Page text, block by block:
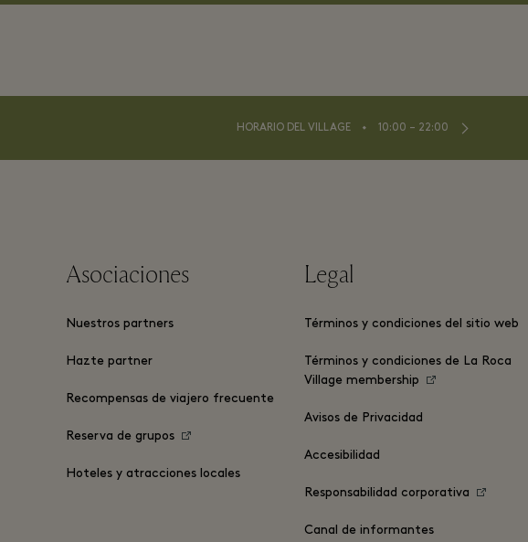
HORARIO DEL VILLAGE ⬩ 10:00 – 22:00
Asociaciones
Nuestros partners
Hazte partner
Recompensas de viajero frecuente
Reserva de grupos
Hoteles y atracciones locales
Legal
Términos y condiciones del sitio web
Términos y condiciones de La Roca
Village membership
Avisos de Privacidad
Accesibilidad
Responsabilidad corporativa
Canal de informantes